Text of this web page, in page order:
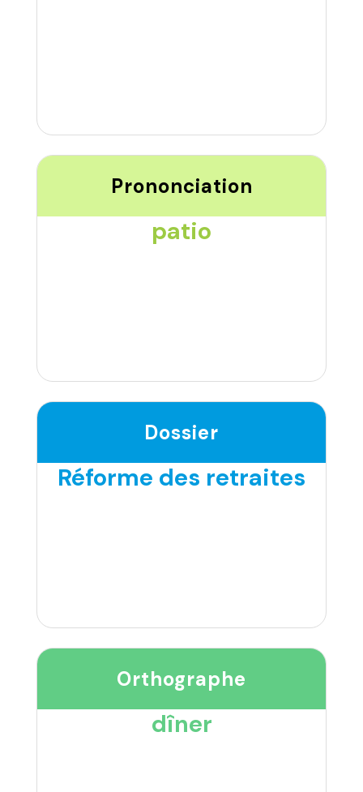
Prononciation
patio
Dossier
Réforme des retraites
Orthographe
dîner